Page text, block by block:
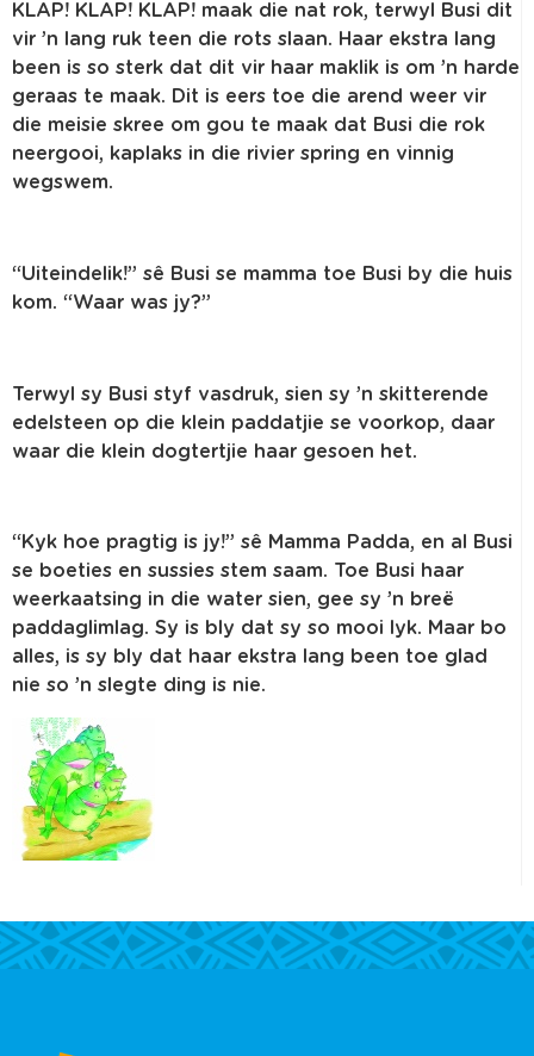
KLAP! KLAP! KLAP! maak die nat rok, terwyl Busi dit
vir ’n lang ruk teen die rots slaan. Haar ekstra lang
been is so sterk dat dit vir haar maklik is om ’n harde
geraas te maak. Dit is eers toe die arend weer vir
die meisie skree om gou te maak dat Busi die rok
neergooi, kaplaks in die rivier spring en vinnig
wegswem.
“Uiteindelik!” sê Busi se mamma toe Busi by die huis
kom. “Waar was jy?”
Terwyl sy Busi styf vasdruk, sien sy ’n skitterende
edelsteen op die klein paddatjie se voorkop, daar
waar die klein dogtertjie haar gesoen het.
“Kyk hoe pragtig is jy!” sê Mamma Padda, en al Busi
se boeties en sussies stem saam. Toe Busi haar
weerkaatsing in die water sien, gee sy ’n breë
paddaglimlag. Sy is bly dat sy so mooi lyk. Maar bo
alles, is sy bly dat haar ekstra lang been toe glad
nie so ’n slegte ding is nie.